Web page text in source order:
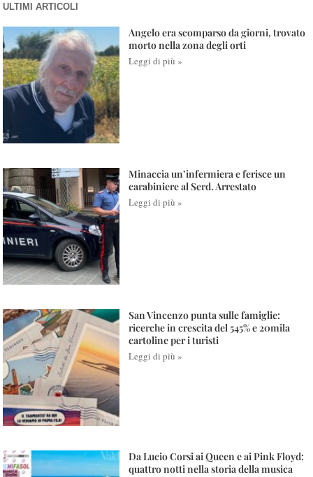
ULTIMI ARTICOLI
Angelo era scomparso da giorni, trovato
morto nella zona degli orti
Leggi di più »
Minaccia un’infermiera e ferisce un
carabiniere al Serd. Arrestato
Leggi di più »
San Vincenzo punta sulle famiglie:
ricerche in crescita del 545% e 20mila
cartoline per i turisti
Leggi di più »
Da Lucio Corsi ai Queen e ai Pink Floyd:
quattro notti nella storia della musica